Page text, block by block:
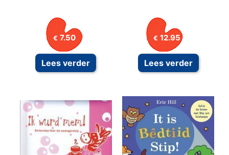
€ 7.50
Lees verder
€ 12.95
Lees verder